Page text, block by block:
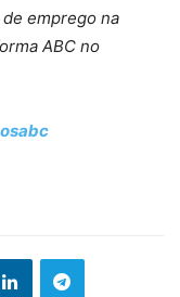
emprego na
ABC no